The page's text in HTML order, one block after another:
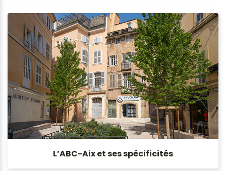
L’ABC-Aix et ses spécificités